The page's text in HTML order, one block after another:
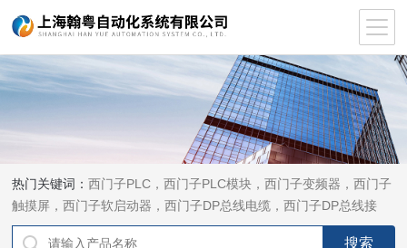
热门关键词：西门子PLC，西门子PLC模块，西门子变频器，西门子
触摸屏，西门子软启动器，西门子DP总线电缆，西门子DP总线接
头，西门子CP通讯网卡，西门子数控系统及停产备件